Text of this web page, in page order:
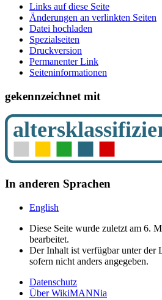
Links auf diese Seite
Änderungen an verlinkten Seiten
Datei hochladen
Spezialseiten
Druckversion
Permanenter Link
Seiten­­informationen
gekennzeichnet mit
In anderen Sprachen
English
Diese Seite wurde zuletzt am 6.
bearbeitet.
Der Inhalt ist verfügbar unter der
sofern nicht anders angegeben.
Datenschutz
Über WikiMANNia